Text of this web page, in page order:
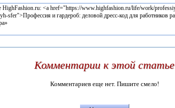
Комментарии к этой статье
Комментариев еще нет. Пишите смело!